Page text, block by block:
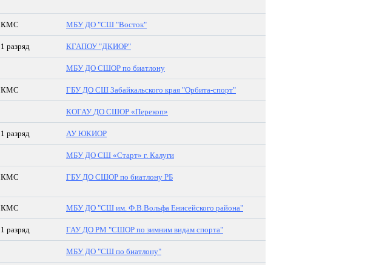
КМС МБУ ДО "СШ "Восток"
1 разряд КГАПОУ "ДКИОР"
МБУ ДО СШОР по биатлону
КМС ГБУ ДО СШ Забайкальского края "Орбита-спорт"
КОГАУ ДО СШОР «Перекоп»
1 разряд АУ ЮКИОР
МБУ ДО СШ «Старт» г. Калуги
КМС ГБУ ДО СШОР по биатлону РБ
КМС МБУ ДО "СШ им. Ф.В.Вольфа Енисейского района"
1 разряд ГАУ ДО РМ "СШОР по зимним видам спорта"
МБУ ДО "СШ по биатлону"